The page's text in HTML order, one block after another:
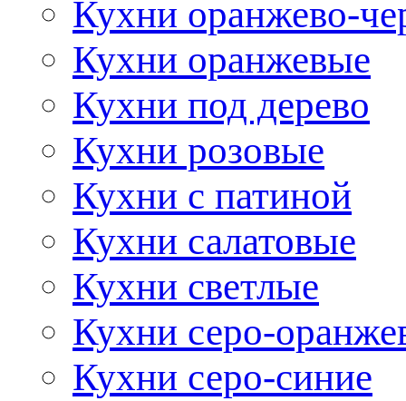
Кухни оранжево-
Кухни оранжевые
Кухни под дерево
Кухни розовые
Кухни с патиной
Кухни салатовые
Кухни светлые
Кухни серо-
Кухни серо-синие